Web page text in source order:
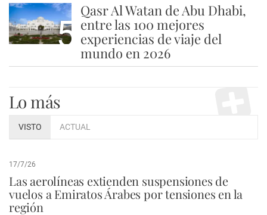
5
Qasr Al Watan de Abu Dhabi,
entre las 100 mejores
experiencias de viaje del
mundo en 2026
Lo más
VISTO ACTUAL
17/7/26
Las aerolíneas extienden suspensiones de
vuelos a Emiratos Árabes por tensiones en la
región